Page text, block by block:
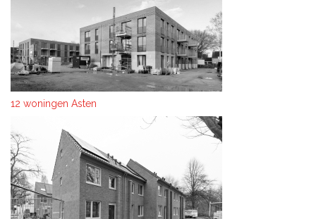
12 woningen Asten